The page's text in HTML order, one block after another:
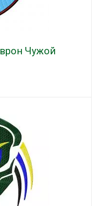
Чужой